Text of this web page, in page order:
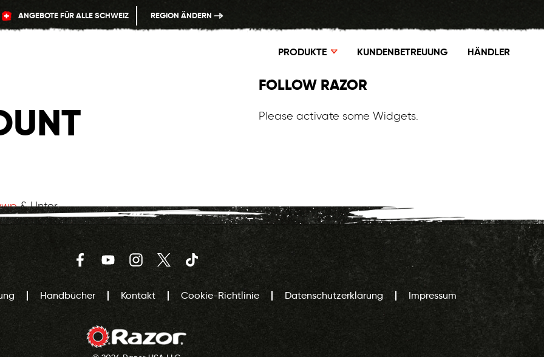
ANGEBOTE FÜR ALLE SCHWEIZ REGION ÄNDERN
PRODUKTE KUNDENBETREUUNG HÄNDLER
&Unter .
FOLLOW RAZOR
Please activate some Widgets.
FacebookYouTubeInstagram
Twitter TikTok
Handbücher Kontakt Cookie-Richtlinie Datenschutzerklärung Impressum